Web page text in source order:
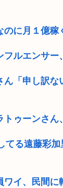
のに月１億
フルエンサ
ん「申し訳
トゥーンさ
てる遠藤彩
ワイ、民間